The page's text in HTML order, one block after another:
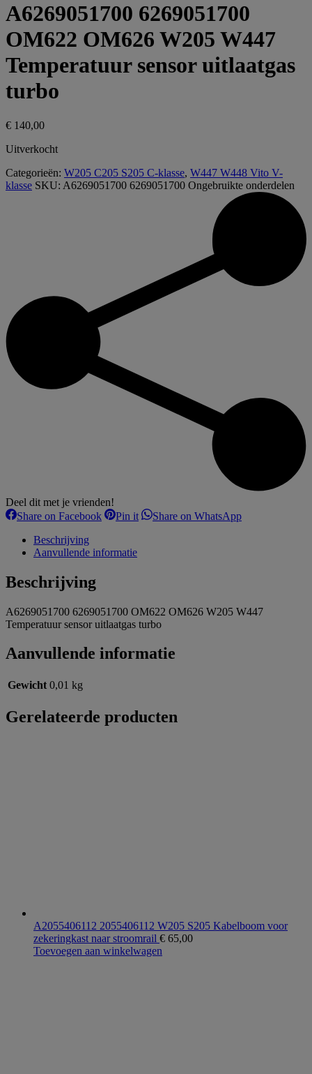
A6269051700 6269051700
OM622 OM626 W205 W447
Temperatuur sensor uitlaatgas
turbo
€ 140,00
Uitverkocht
Categorieën: W205 C205 S205 C-klasse, W447 W448 Vito V-
klasse SKU: A6269051700 6269051700 Ongebruikte onderdelen
Deel dit met je vrienden!
Share on FacebookSharePin itShareShare on WhatsAppShare
Beschrijving
Aanvullende informatie
Beschrijving
A6269051700 6269051700 OM622 OM626 W205 W447
Temperatuur sensor uitlaatgas turbo
Aanvullende informatie
Gewicht 0,01 kg
Gerelateerde producten
A2055406112 2055406112 W205 S205 Kabelboom voor
zekeringkast naar stroomrail € 65,00
Toevoegen aan winkelwagen